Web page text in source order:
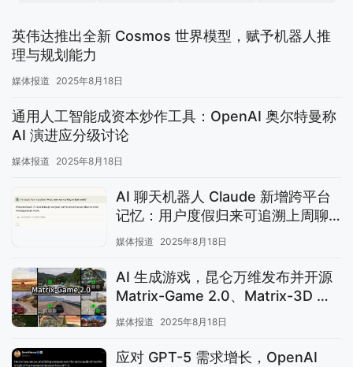
英伟达推出全新 Cosmos 世界模型，赋予机器人推
理与规划能力
媒体报道 2025年8月18日
通用人工智能成资本炒作工具：OpenAI 奥尔特曼称
AI 演进应分级讨论
媒体报道 2025年8月18日
AI 聊天机器人 Claude 新增跨平台
记忆：用户度假归来可追溯上周聊
天记录
媒体报道 2025年8月18日
AI 生成游戏，昆仑万维发布并开源
Matrix-Game 2.0、Matrix-3D 模
型
媒体报道 2025年8月18日
应对 GPT-5 需求增长，OpenAI